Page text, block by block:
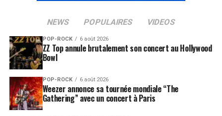
NEWS POPULAIRES VIDEOS
POP-ROCK 6 août 2026
ZZ Top annule brutalement son concert au Hollywood
Bowl
POP-ROCK 6 août 2026
Weezer annonce sa tournée mondiale “The
Gathering” avec un concert à Paris